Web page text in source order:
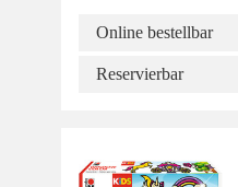
Online bestellbar
Reservierbar